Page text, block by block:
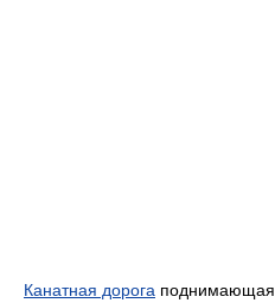
Канатная дорога поднимающая